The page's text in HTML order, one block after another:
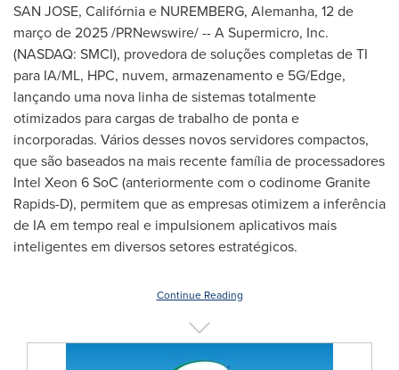
SAN JOSE, Califórnia e NUREMBERG, Alemanha, 12 de
março de 2025/PRNewswire/ -- A Supermicro, Inc.
(NASDAQ: SMCI), provedora de soluções completas de TI
para IA/ML, HPC, nuvem, armazenamento e 5G/Edge,
lançando uma nova linha de sistemas totalmente
otimizados para cargas de trabalho de ponta e
incorporadas. Vários desses novos servidores compactos,
que são baseados na mais recente família de processadores
Intel Xeon 6 SoC (anteriormente com o codinome Granite
Rapids-D), permitem que as empresas otimizem a inferência
de IA em tempo real e impulsionem aplicativos mais
inteligentes em diversos setores estratégicos.
Continue Reading